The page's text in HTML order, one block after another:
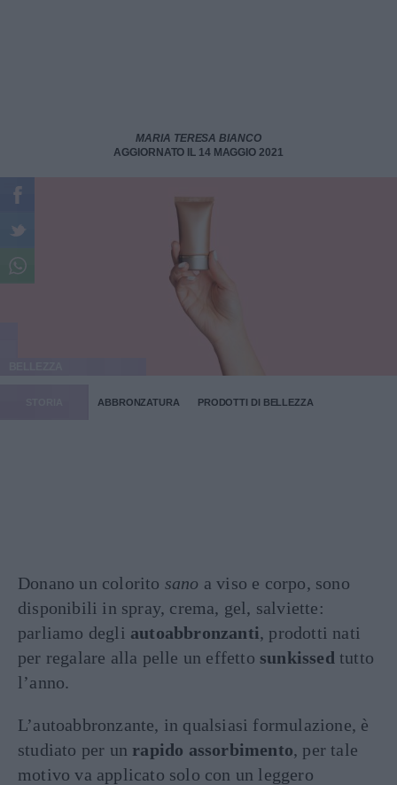
MARIA TERESA BIANCO
AGGIORNATO IL 14 MAGGIO 2021
ABBRONZATURA PRODOTTI DI BELLEZZA
Donano un colorito sano a viso e corpo, sono
disponibili in spray, crema, gel, salviette:
parliamo degli autoabbronzanti, prodotti nati
per regalare alla pelle un effetto sunkissed tutto
l’anno.
L’autoabbronzante, in qualsiasi formulazione, è
studiato per un rapido assorbimento, per tale
motivo va applicato solo con un leggero